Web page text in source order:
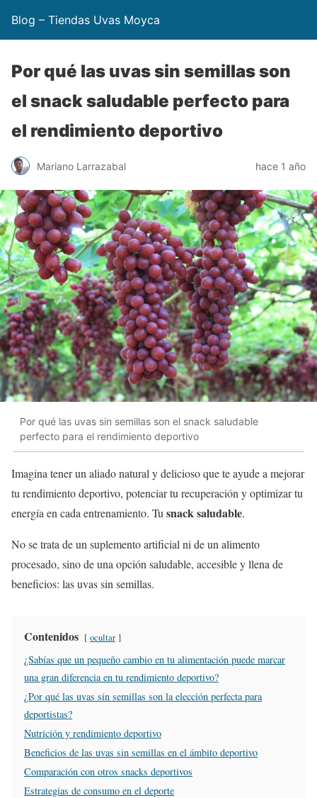
Blog – Tiendas Uvas Moyca
Por qué las uvas sin semillas son
el snack saludable perfecto para
el rendimiento deportivo
Mariano Larrazabal hace 1 año
Por qué las uvas sin semillas son el snack saludable
perfecto para el rendimiento deportivo
Imagina tener un aliado natural y delicioso que te ayude a mejorar
tu rendimiento deportivo, potenciar tu recuperación y optimizar tu
energía en cada entrenamiento. Tu snack saludable.
No se trata de un suplemento artificial ni de un alimento
procesado, sino de una opción saludable, accesible y llena de
beneficios: las uvas sin semillas.
Contenidos ocultar
¿Sabías que un pequeño cambio en tu alimentación puede marcar
una gran diferencia en tu rendimiento deportivo?
¿Por qué las uvas sin semillas son la elección perfecta para
deportistas?
Nutrición y rendimiento deportivo
Beneficios de las uvas sin semillas en el ámbito deportivo
Comparación con otros snacks deportivos
Estrategias de consumo en el deporte